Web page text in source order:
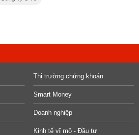
Thị trường chứng khoán
Smart Money
Doanh nghiệp
Kinh tế vĩ mô - Đầu tư